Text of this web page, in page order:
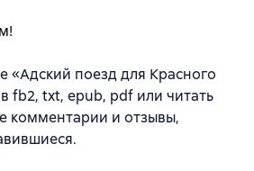
«Адский поезд для Красного
fb2, txt, epub, pdf или читать
комментарии и отзывы,